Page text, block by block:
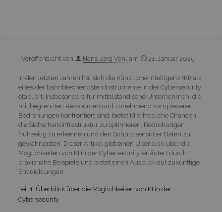
Veröffentlicht von Hans-Jörg Vohl am 21. Januar 2025
In den letzten Jahren hat sich die Künstliche Intelligenz (KI) als
eines der bahnbrechendsten Instrumente in der Cybersecurity
etabliert. Insbesondere für mittelständische Unternehmen, die
mit begrenzten Ressourcen und zunehmend komplexeren
Bedrohungen konfrontiert sind, bietet KI erhebliche Chancen,
die Sicherheitsinfrastruktur zu optimieren, Bedrohungen
frühzeitig zu erkennen und den Schutz sensibler Daten zu
gewährleisten. Dieser Artikel gibt einen Überblick über die
Möglichkeiten von KI in der Cybersecurity, erläutert durch
praxisnahe Beispiele und bietet einen Ausblick auf zukünftige
Entwicklungen.
Teil 1: Überblick über die Möglichkeiten von KI in der
Cybersecurity